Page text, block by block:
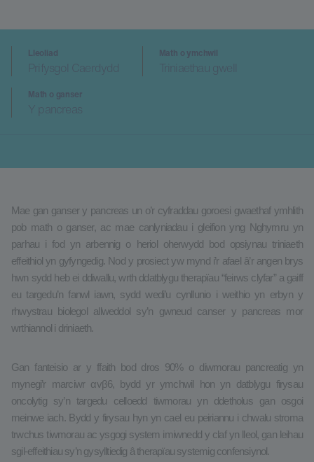
Lleoliad
Prifysgol Caerdydd
Math o ymchwil
Triniaethau gwell
Math o ganser
Y pancreas
Mae gan ganser y pancreas un o’r cyfraddau goroesi gwaethaf ymhlith
pob math o ganser, ac mae canlyniadau i gleifion yng Nghymru yn
parhau i fod yn arbennig o heriol oherwydd bod opsiynau triniaeth
effeithiol yn gyfyngedig. Nod y prosiect yw mynd i’r afael â’r angen brys
hwn sydd heb ei ddiwallu, wrth ddatblygu therapïau “feirws clyfar” a gaiff
eu targedu’n fanwl iawn, sydd wedi’u cynllunio i weithio yn erbyn y
rhwystrau biolegol allweddol sy’n gwneud canser y pancreas mor
wrthiannol i driniaeth.
Gan fanteisio ar y ffaith bod dros 90% o diwmorau pancreatig yn
mynegi’r marciwr αvβ6, bydd yr ymchwil hon yn datblygu firysau
oncolytig sy’n targedu celloedd tiwmorau yn ddetholus gan osgoi
meinwe iach. Bydd y firysau hyn yn cael eu peiriannu i chwalu stroma
trwchus tiwmorau ac ysgogi system imiwnedd y claf yn lleol, gan leihau
sgil-effeithiau sy’n gysylltiedig â therapïau systemig confensiynol.